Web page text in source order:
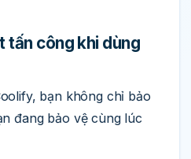
tấn công khi dùng
bạn không chỉ bảo
đang bảo vệ cùng lúc